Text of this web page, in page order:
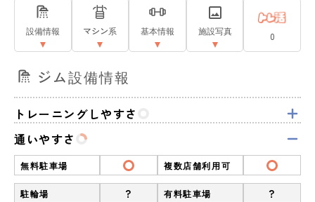
設備情報 マシン系 基本情報 施設写真 0
ジム設備情報
トレーニングしやすさ
通いやすさ
無料駐車場 複数店舗利用可
駐輪場 ? 有料駐車場 ?